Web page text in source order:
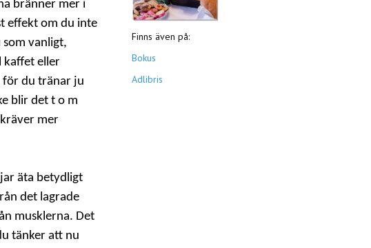
bränner mer i
effekt om du inte
vanligt,
kaffet eller
för du tränar ju
blir det t o m
mer
äta betydligt
det lagrade
musklerna. Det
tänker att nu
Finns även på:
Bokus
Adlibris